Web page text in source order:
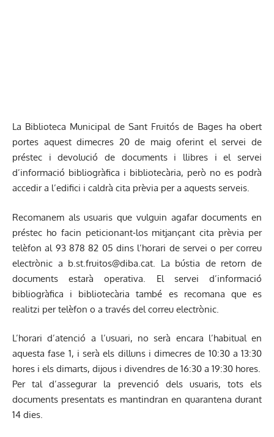
La Biblioteca Municipal de Sant Fruitós de Bages ha obert
portes aquest dimecres 20 de maig oferint el servei de
préstec i devolució de documents i llibres i el servei
d’informació bibliogràfica i bibliotecària, però no es podrà
accedir a l’edifici i caldrà cita prèvia per a aquests serveis.
Recomanem als usuaris que vulguin agafar documents en
préstec ho facin peticionant-los mitjançant cita prèvia per
telèfon al 93 878 82 05 dins l’horari de servei o per correu
electrònic a b.st.fruitos@diba.cat . La bústia de retorn de
documents estarà operativa. El servei d’informació
bibliogràfica i bibliotecària també es recomana que es
realitzi per telèfon o a través del correu electrònic.
L’horari d’atenció a l’usuari, no serà encara l’habitual en
aquesta fase 1, i serà els dilluns i dimecres de 10:30 a 13:30
hores i els dimarts, dijous i divendres de 16:30 a 19:30 hores.
Per tal d’assegurar la prevenció dels usuaris, tots els
documents presentats es mantindran en quarantena durant
14 dies.